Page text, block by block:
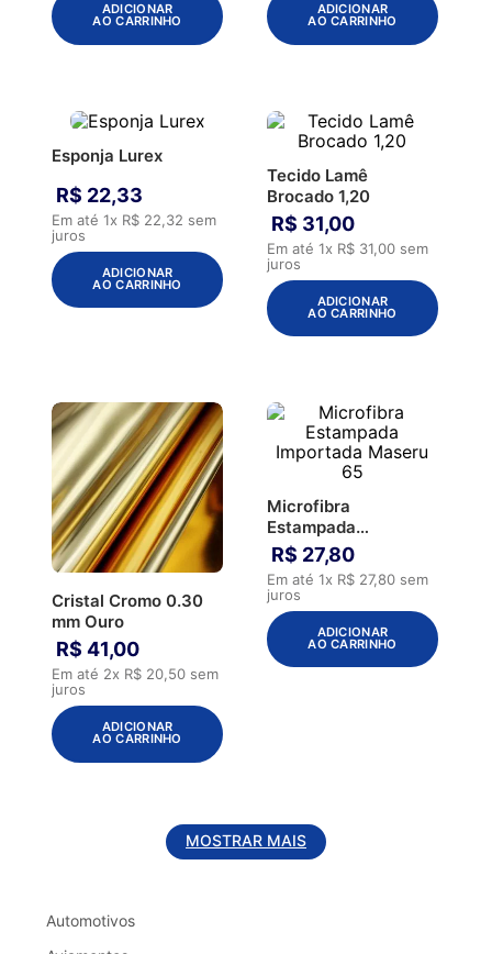
ADICIONAR
AO CARRINHO
ADICIONAR
AO CARRINHO
Esponja Lurex
R$ 22,33
Em até1x R$ 22,32 sem
juros
ADICIONAR
AO CARRINHO
Tecido Lamê
Brocado 1,20
R$ 31,00
Em até 1x R$ 31,00 sem
juros
ADICIONAR
AO CARRINHO
Cristal Cromo 0.30
mm Ouro
R$ 41,00
Em até 2x R$ 20,50 sem
juros
ADICIONAR
AO CARRINHO
Microfibra
Estampada
Importada Maseru
65
R$ 27,80
Em até 1x R$ 27,80 sem
juros
ADICIONAR
AO CARRINHO
MOSTRAR MAIS
Automotivos